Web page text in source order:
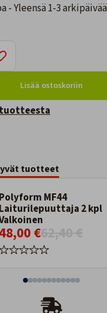
- Yleensä 1-3 arkipäivää
Lisää ostoskoriin
tuotteet
Polyform MF44
Laiturilepuuttaja 2 kpl
€62,40 €